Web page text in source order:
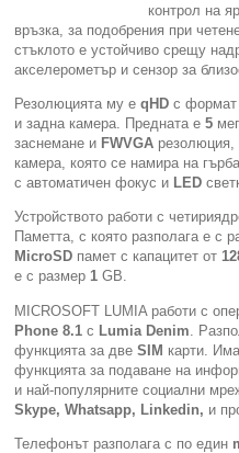
Консумативи
Аксесоари
Смартфони
контрол на
връзка, за подобрения при
стъклото е устойчиво срещу
акселерометър и сензор за
Резолюцията му еqHD с
и задна камера. Предната е5
заснемане и FWVGA
камера, която се намира на
с автоматичен фокус и LED
Устройството работи с
Паметта, с която разполага е с
MicroSD памет с капацитет от
е с размер1 GB.
MICROSOFT LUMIA работи с
Phone 8.1 с Lumia Denim .
функцията за двеSIM карти.
функцията за подаване на
и най-популярните социални
Skype, Whatsapp, Linkedin, и
Телефонът разполага с по един